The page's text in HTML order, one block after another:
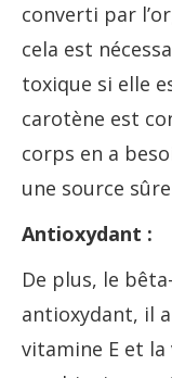
converti par
cela est
toxique si elle
carotène est
corps en a
une source
Antioxydant :
De plus, le
antioxydant, il
vitamine E et